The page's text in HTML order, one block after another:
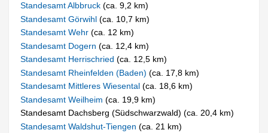
Standesamt Albbruck(ca. 9,2 km)
Standesamt Görwihl(ca. 10,7 km)
Standesamt Wehr(ca. 12 km)
Standesamt Dogern(ca. 12,4 km)
Standesamt Herrischried(ca. 12,5 km)
Standesamt Rheinfelden (Baden)(ca. 17,8 km)
Standesamt Mittleres Wiesental(ca. 18,6 km)
Standesamt Weilheim(ca. 19,9 km)
Standesamt Dachsberg (Südschwarzwald) (ca. 20,4 km)
Standesamt Waldshut-Tiengen(ca. 21 km)